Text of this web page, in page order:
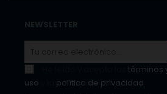
NEWSLETTER
términos
uso
política de privacidad